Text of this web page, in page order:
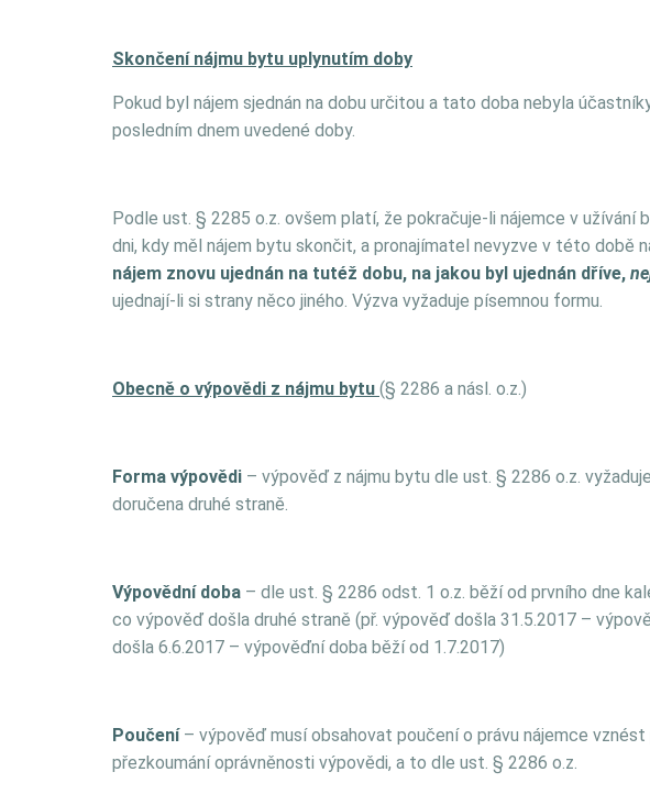
Skončení nájmu bytu uplynutím doby
Pokud byl nájem sjednán na dobu určitou a tato doba nebyla
posledním dnem uvedené doby.
Podle ust. § 2285 o.z. ovšem platí, že pokračuje-li nájemce v užívání
dni, kdy měl nájem bytu skončit, a pronajímatel nevyzve v této době
nájem znovu ujednán na tutéž dobu, na jakou byl ujednán dříve,
ujednají-li si strany něco jiného. Výzva vyžaduje písemnou formu.
Obecně o výpovědi z nájmu bytu (§ 2286 a násl. o.z.)
Forma výpovědi – výpověď z nájmu bytu dle ust. § 2286 o.z.
doručena druhé straně.
Výpovědní doba – dle ust. § 2286 odst. 1 o.z. běží od prvního dne
co výpověď došla druhé straně (př. výpověď došla 31.5.2017 –
došla 6.6.2017 – výpověďní doba běží od 1.7.2017)
Poučení – výpověď musí obsahovat poučení o právu nájemce
přezkoumání oprávněnosti výpovědi, a to dle ust. § 2286 o.z.